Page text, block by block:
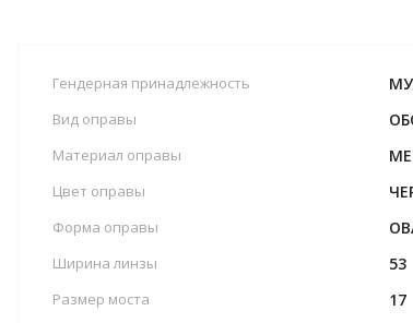
Гендерная принадлежность
Вид оправы
Материал оправы
Цвет оправы
Форма оправы
Ширина линзы 53
Размер моста 17